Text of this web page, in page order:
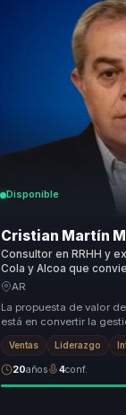
Disponible
Cristian Martín
Consultor en RRHH y
Cola y Alcoa que
inteligencia emocional
AR
La propuesta de valor
está en convertir la
inteligencia emocional
Ventas Liderazgo
20años 4conf.